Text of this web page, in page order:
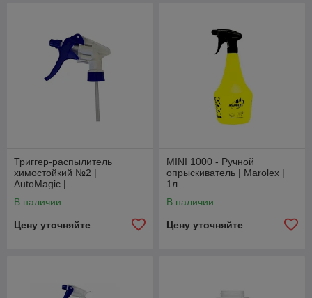
Триггер-распылитель
химостойкий №2 |
AutoMagic |
В наличии
Цену уточняйте
MINI 1000 - Ручной
опрыскиватель | Marolex |
1л
В наличии
Цену уточняйте